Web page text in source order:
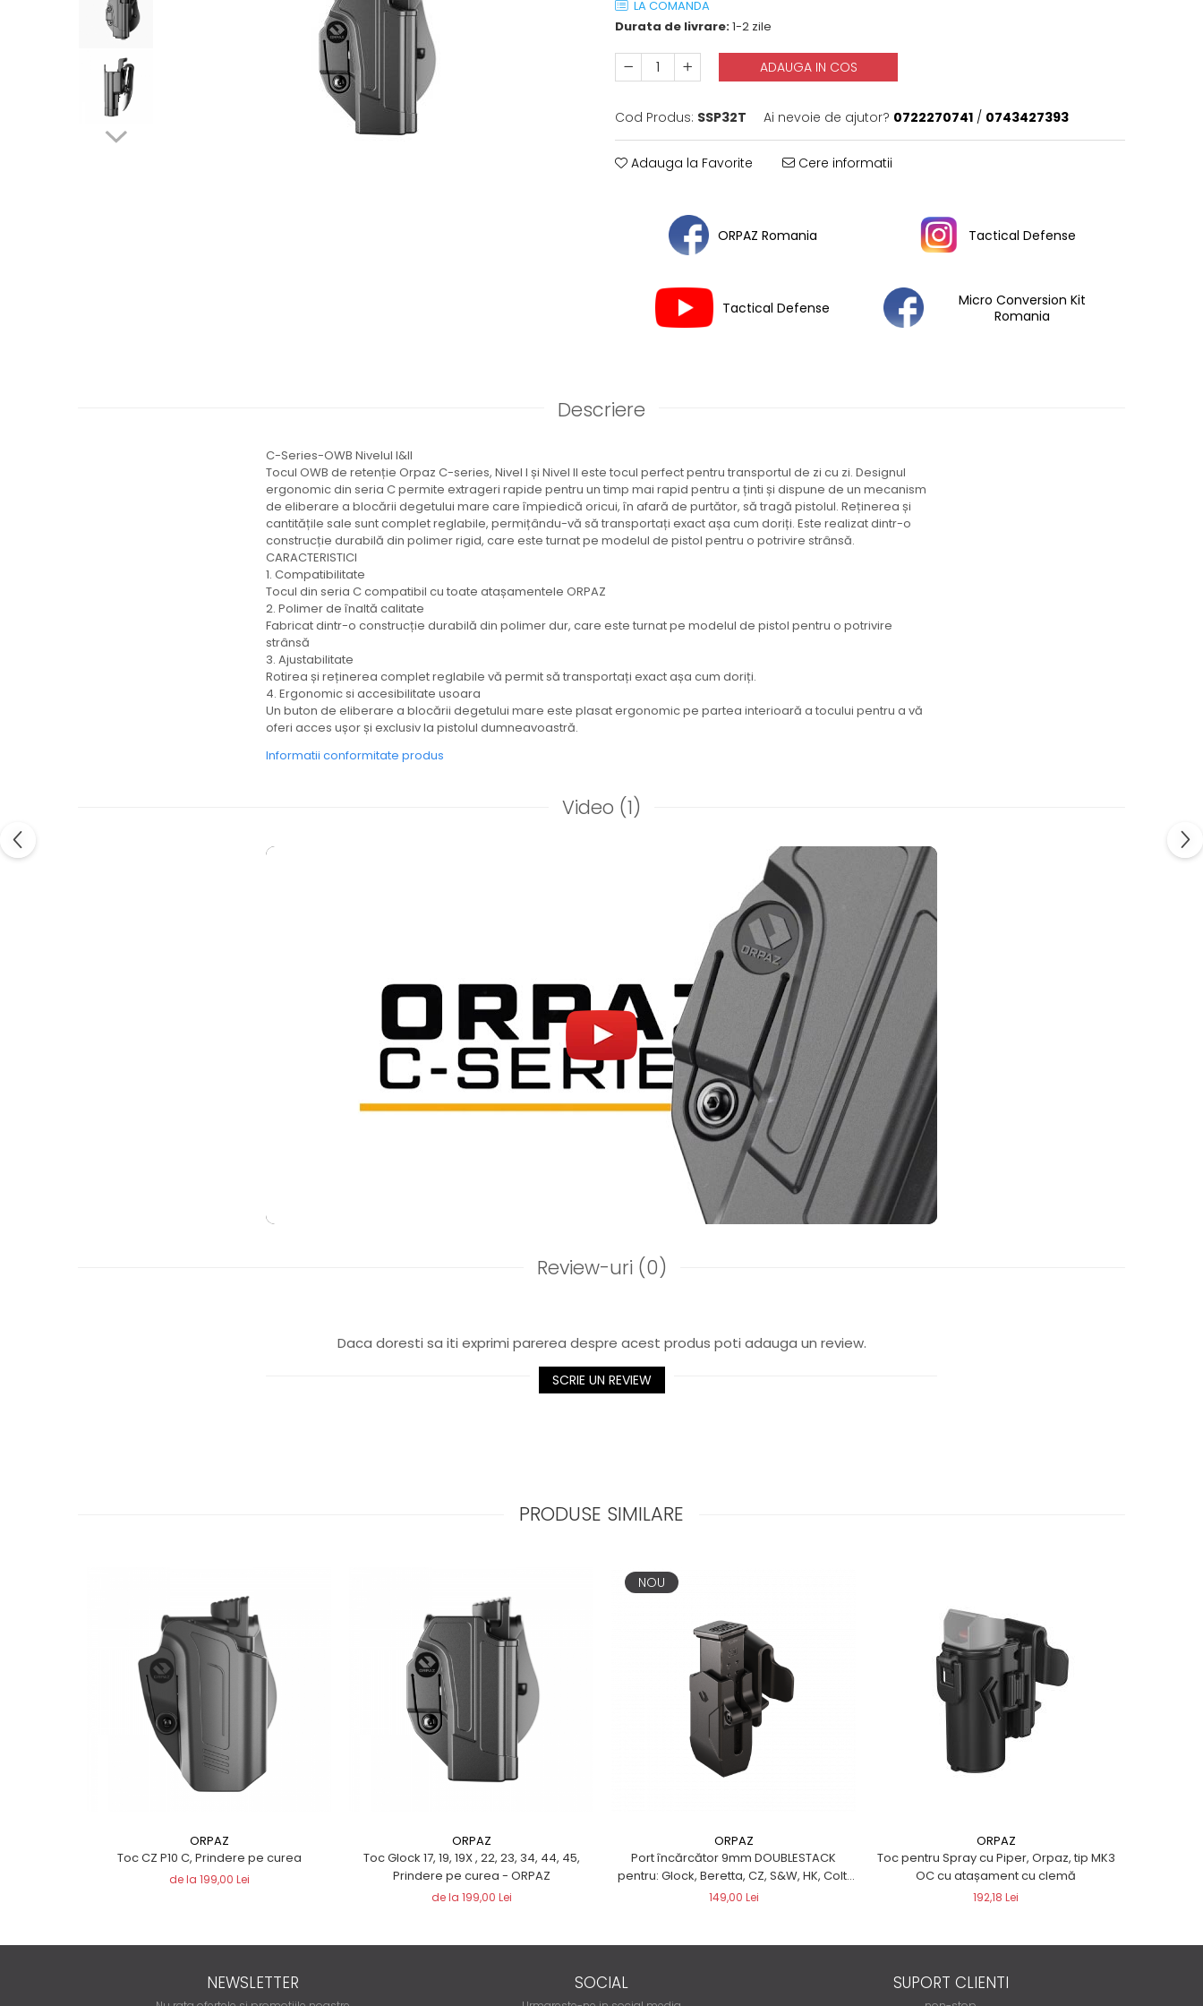
Fortele de Ordine Publica
Toc Baston Telescopic
Toc Sprey cu Piper
Accesorii ORPAZ
LA COMANDA
Durata de livrare:1-2 zile
ADAUGA IN COS
Cod Produs: SSP32T Ai nevoie de ajutor? 0722270741 / 0743427393
Adauga la Favorite Cere informatii
ORPAZ Romania Tactical Defense
Tactical Defense
Micro Conversion Kit
Romania
Descriere
C-Series-OWB Nivelul I&II
Tocul OWB de retenție Orpaz C-series, Nivel I și Nivel II este tocul perfect pentru transportul de zi cu zi. Designul
ergonomic din seria C permite extrageri rapide pentru un timp mai rapid pentru a ținti și dispune de un mecanism
de eliberare a blocării degetului mare care împiedică oricui, în afară de purtător, să tragă pistolul. Reținerea și
cantitățile sale sunt complet reglabile, permițându-vă să transportați exact așa cum doriți. Este realizat dintr-o
construcție durabilă din polimer rigid, care este turnat pe modelul de pistol pentru o potrivire strânsă.
CARACTERISTICI
1. Compatibilitate
Tocul din seria C compatibil cu toate atașamentele ORPAZ
2. Polimer de înaltă calitate
Fabricat dintr-o construcție durabilă din polimer dur, care este turnat pe modelul de pistol pentru o potrivire
strânsă
3. Ajustabilitate
Rotirea și reținerea complet reglabile vă permit să transportați exact așa cum doriți.
4. Ergonomic si accesibilitate usoara
Un buton de eliberare a blocării degetului mare este plasat ergonomic pe partea interioară a tocului pentru a vă
oferi acces ușor și exclusiv la pistolul dumneavoastră.
Informatii conformitate produs
Video (1)
Review-uri (0)
Daca doresti sa iti exprimi parerea despre acest produs poti adauga un review.
SCRIE UN REVIEW
PRODUSE SIMILARE
ORPAZ
Toc CZ P10 C, Prindere pe curea
de la 199,00 Lei
ORPAZ
Toc Glock 17, 19, 19X , 22, 23, 34, 44, 45,
Prindere pe curea - ORPAZ
de la 199,00 Lei
NOU
ORPAZ
Port încărcător 9mm DOUBLESTACK
pentru: Glock, Beretta, CZ, S&W, HK, Colt,
Sig Sauer, Walther, Smith & Wesson,
149,00 Lei
ORPAZ
Toc pentru Spray cu Piper, Orpaz, tip MK3
OC cu atașament cu clemă
192,18 Lei
NEWSLETTER SOCIAL SUPORT CLIENTI